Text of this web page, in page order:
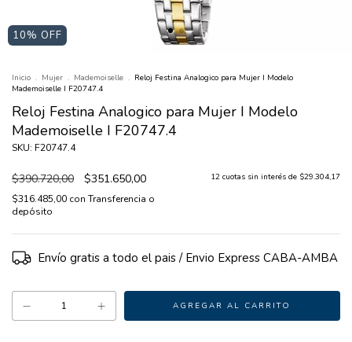
10% OFF
Inicio . Mujer . Mademoiselle . Reloj Festina Analogico para Mujer I Modelo
Mademoiselle I F20747.4
Reloj Festina Analogico para Mujer I Modelo
Mademoiselle I F20747.4
SKU: F20747.4
$390.720,00 $351.650,00
$316.485,00 con Transferencia o
depósito
12 cuotas sin interés de $29.304,17
Envío gratis